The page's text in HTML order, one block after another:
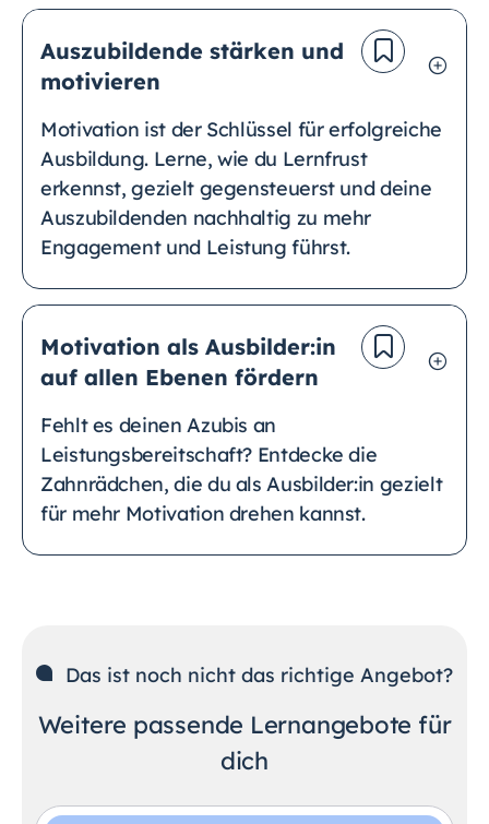
Auszubildende stärken und
motivieren
Motivation ist der Schlüssel für erfolgreiche
Ausbildung. Lerne, wie du Lernfrust
erkennst, gezielt gegensteuerst und deine
Auszubildenden nachhaltig zu mehr
Engagement und Leistung führst.
Motivation als Ausbilder:in
auf allen Ebenen fördern
Fehlt es deinen Azubis an
Leistungsbereitschaft? Entdecke die
Zahnrädchen, die du als Ausbilder:in gezielt
für mehr Motivation drehen kannst.
Das ist noch nicht das richtige Angebot?
Weitere passende Lernangebote für
dich